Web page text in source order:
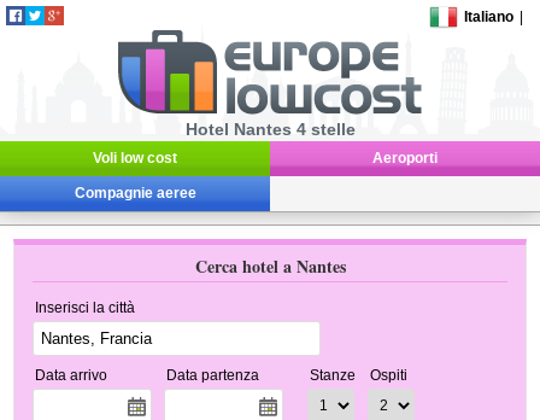
Italiano
Hotel Nantes 4 stelle
Voli low cost Aeroporti
Compagnie aeree
Cerca hotel a Nantes
Inserisci la città
Data arrivo Data partenza Stanze Ospiti